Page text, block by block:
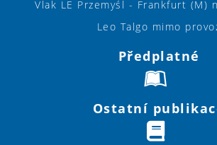
Vlak LE Przemyśl - Frankfurt (M)
Leo Talgo mimo
Předplatné
Ostatní